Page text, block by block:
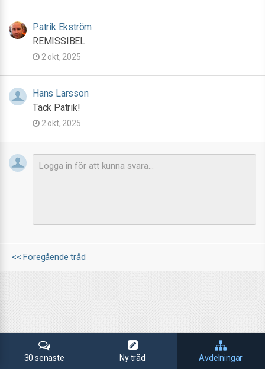
Patrik Ekström
REMISSIBEL
2 okt, 2025
Hans Larsson
Tack Patrik!
2 okt, 2025
<< Föregående tråd
30 senaste Ny tråd Avdelningar